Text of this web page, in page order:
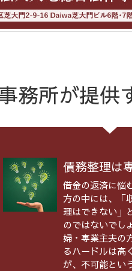
務所が提供
債務整理は
借金の返済に悩
方の中には、「
理はできない」
のではないでし
婦・専業主夫の
るハードルは高
が、不可能と